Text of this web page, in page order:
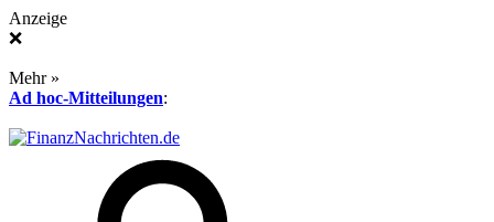
Anzeige
❌
Mehr »
Ad hoc-Mitteilungen: